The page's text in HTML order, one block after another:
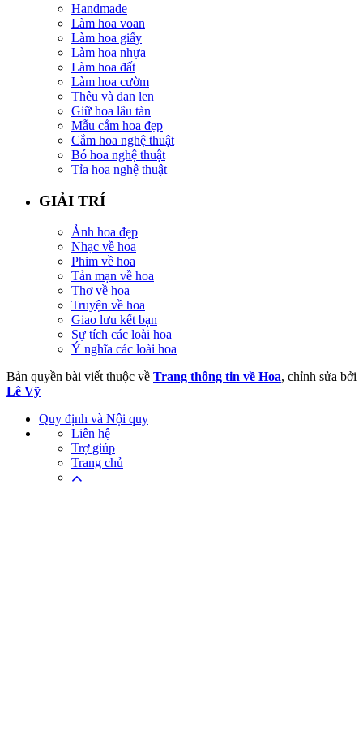
Handmade
Làm hoa voan
Làm hoa giấy
Làm hoa nhựa
Làm hoa đất
Làm hoa cườm
Thêu và đan len
Giữ hoa lâu tàn
Mẫu cắm hoa đẹp
Cắm hoa nghệ thuật
Bó hoa nghệ thuật
Tỉa hoa nghệ thuật
GIẢI TRÍ
Ảnh hoa đẹp
Nhạc về hoa
Phim về hoa
Tản mạn về hoa
Thơ về hoa
Truyện về hoa
Giao lưu kết bạn
Sự tích các loài hoa
Ý nghĩa các loài hoa
Bản quyền bài viết thuộc về Trang thông tin về Hoa, chỉnh sửa bởi
Lê Vỹ
Quy định và Nội quy
Liên hệ
Trợ giúp
Trang chủ